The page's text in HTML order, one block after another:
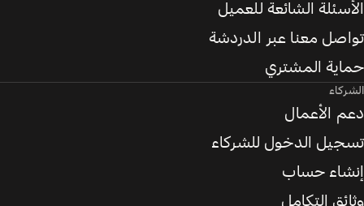
الأسئلة الشائعة للعميل
تواصل معنا عبر الدردشة
حماية المشتري
الشركاء
دعم الأعمال
تسجيل الدخول للشركاء
إنشاء حساب
وثائق التكامل